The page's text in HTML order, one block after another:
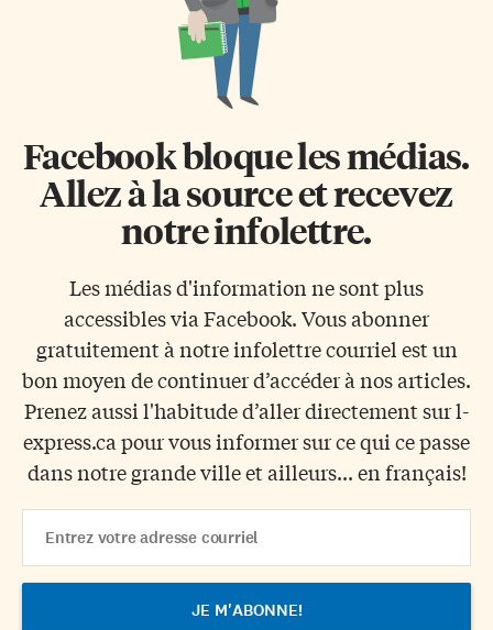
Facebook bloque les médias.
Allez à la source et recevez
notre infolettre.
Les médias d'information ne sont plus
accessibles via Facebook. Vous abonner
gratuitement à notre infolettre courriel est un
bon moyen de continuer d’accéder à nos articles.
Prenez aussi l'habitude d’aller directement sur l-
express.ca pour vous informer sur ce qui ce passe
dans notre grande ville et ailleurs... en français!
Address